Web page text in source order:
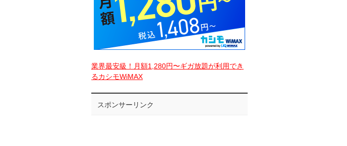
業界最安級！月額1,280円〜ギガ放題が利用でき
るカシモWiMAX
スポンサーリンク